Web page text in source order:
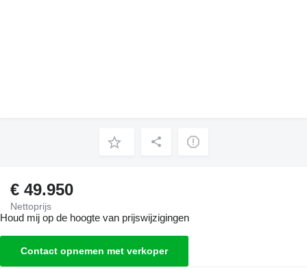
€ 49.950
Nettoprijs
Houd mij op de hoogte van prijswijzigingen
Contact opnemen met verkoper